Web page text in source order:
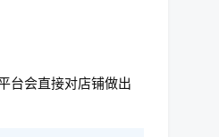
台会直接对店铺做出